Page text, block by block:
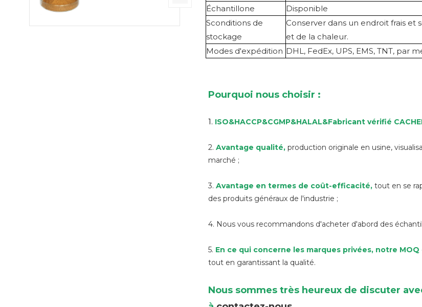
Échantillone
Disponible
Sconditions de
stockage
Conserver dans un endroit frais et
et de la chaleur.
Modes d'expédition DHL, FedEx, UPS, EMS, TNT, par
Pourquoi nous choisir :
1. ISO&HACCP&CGMP&HALAL&Fabricant vérifié
2. Avantage qualité, production originale en usine,
marché ;
3.Avantage en termes de coût-efficacité,tout en se
des produits généraux de l'industrie ;
4. Nous vous recommandons d'acheter d'abord des
5. En ce qui concerne les marques privées, notre
tout en garantissant la qualité.
Nous sommes très heureux de discuter